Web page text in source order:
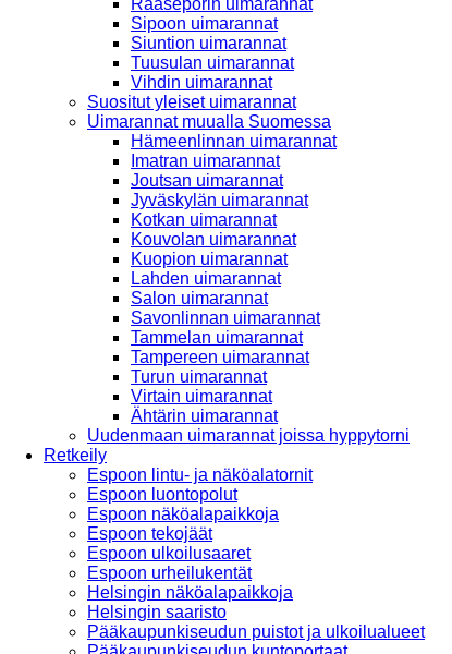
Sipoon uimarannat
Siuntion uimarannat
Tuusulan uimarannat
Vihdin uimarannat
Suositut yleiset uimarannat
Uimarannat muualla Suomessa
Hämeenlinnan uimarannat
Imatran uimarannat
Joutsan uimarannat
Jyväskylän uimarannat
Kotkan uimarannat
Kouvolan uimarannat
Kuopion uimarannat
Lahden uimarannat
Salon uimarannat
Savonlinnan uimarannat
Tammelan uimarannat
Tampereen uimarannat
Turun uimarannat
Virtain uimarannat
Ähtärin uimarannat
Uudenmaan uimarannat joissa hyppytorni
Retkeily
Espoon lintu- ja näköalatornit
Espoon luontopolut
Espoon näköalapaikkoja
Espoon tekojäät
Espoon ulkoilusaaret
Espoon urheilukentät
Helsingin näköalapaikkoja
Helsingin saaristo
Pääkaupunkiseudun puistot ja ulkoilualueet